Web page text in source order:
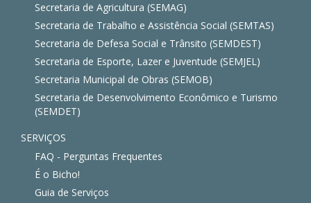
Secretaria de Agricultura (SEMAG)
Secretaria de Trabalho e Assistência Social (SEMTAS)
Secretaria de Defesa Social e Trânsito (SEMDEST)
Secretaria de Esporte, Lazer e Juventude (SEMJEL)
Secretaria Municipal de Obras (SEMOB)
Secretaria de Desenvolvimento Econômico e Turismo
(SEMDET)
SERVIÇOS
FAQ - Perguntas Frequentes
É o Bicho!
Guia de Serviços